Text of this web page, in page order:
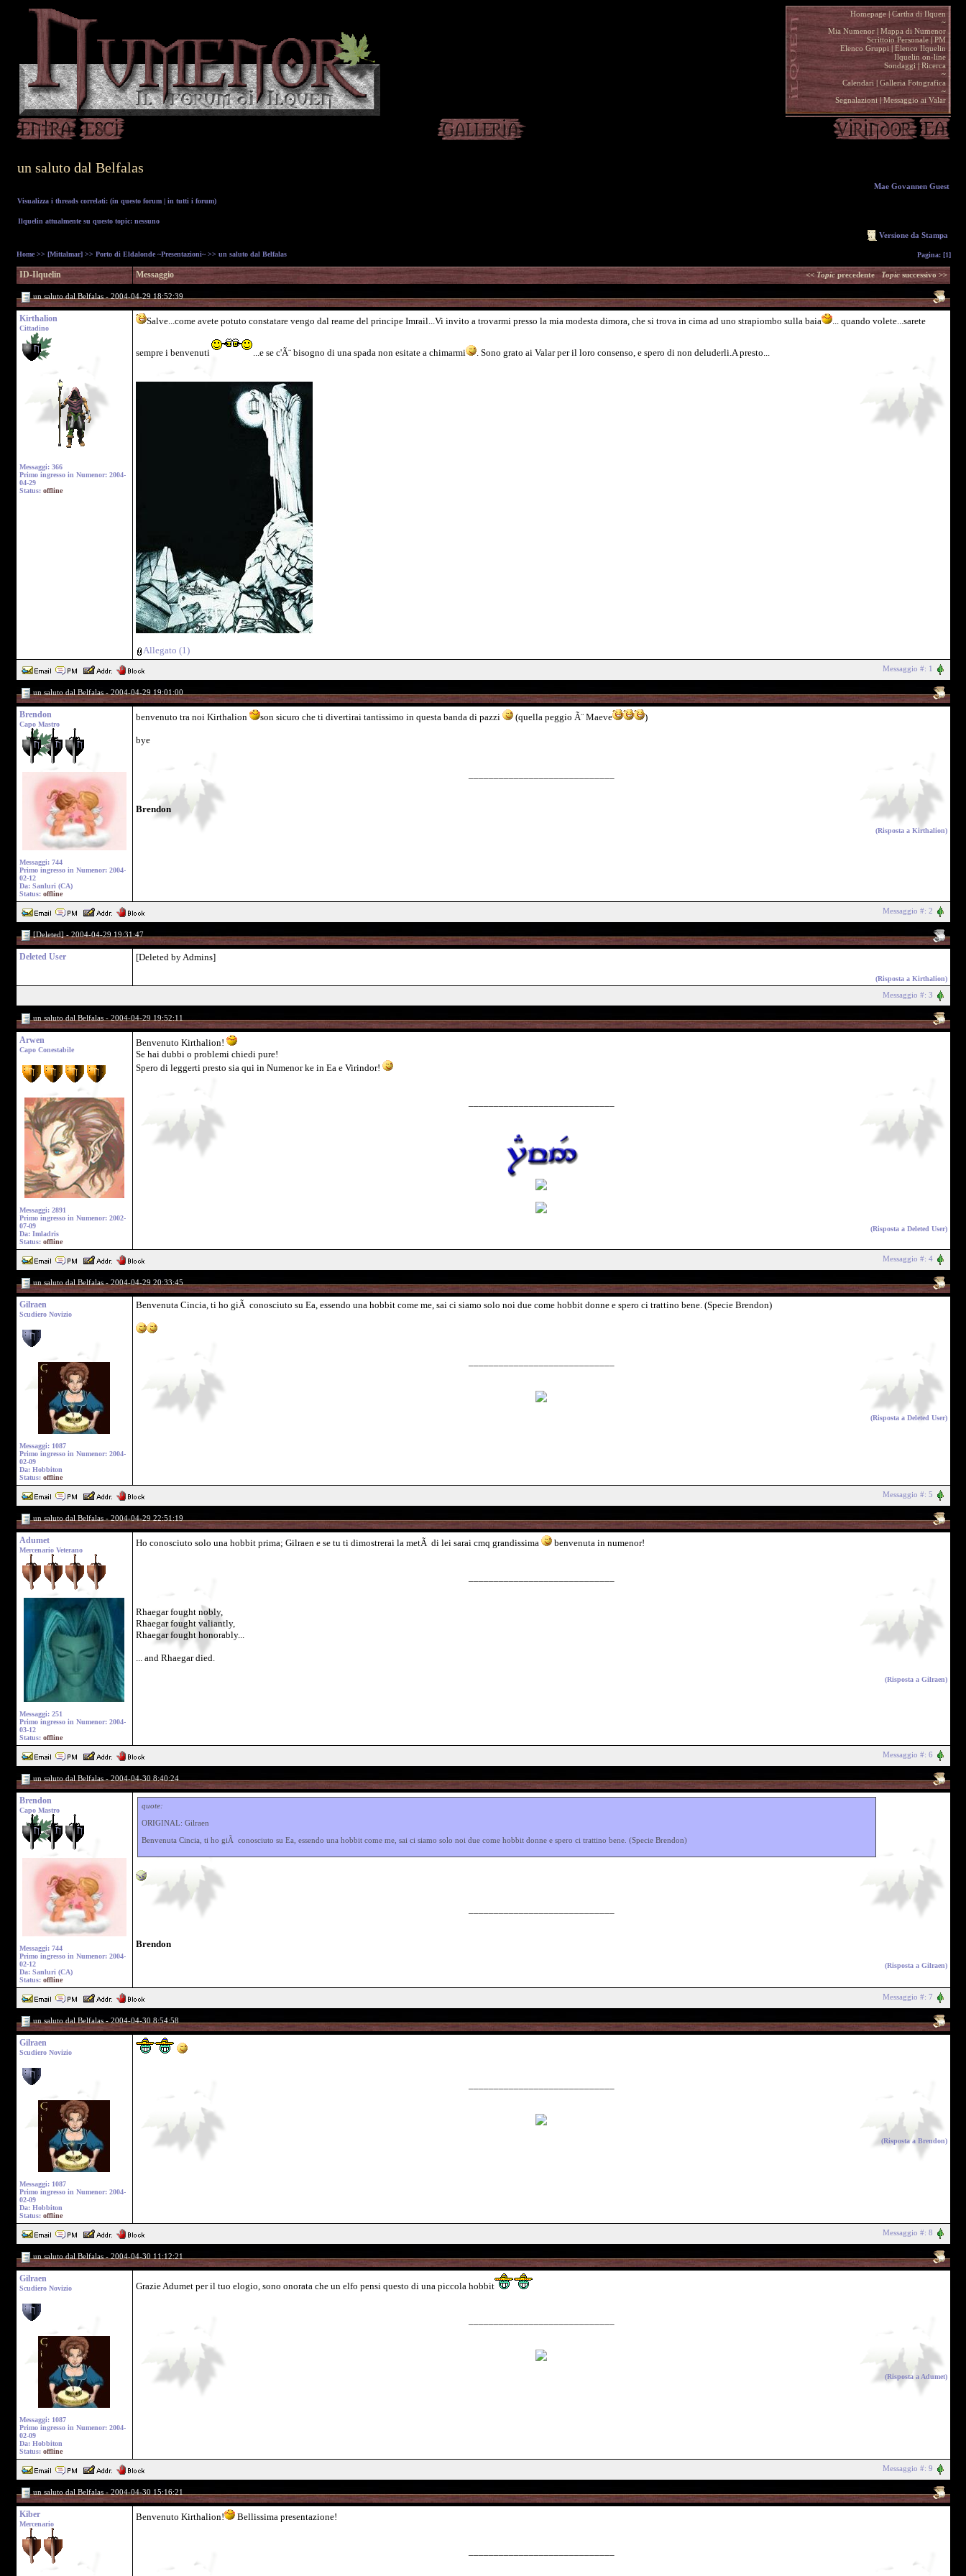
Homepage| Cartha di Ilquen .
~.
Mia Numenor | Mappa di Numenor .
Scrittoio Personale| PM .
Elenco Gruppi | Elenco Ilquelin .
Ilquelin on-line .
Sondaggi | Ricerca .
~.
Calendari | Galleria Fotografica .
~.
Segnalazioni| Messaggio ai Valar .
un saluto dal Belfalas
Visualizza i threads correlati: (in questo forum| in tutti i forum)
Mae Govannen Guest
Ilquelin attualmente su questo topic: nessuno
Versione da Stampa
Home>> [Mittalmar]>> Porto di Eldalonde ~Presentazioni~>> un saluto dal Belfalas Pagina: [1]
ID-Ilquelin Messaggio << Topicprecedente Topicsuccessivo >>
un saluto dal Belfalas - 2004-04-29 18:52:39
Kirthalion
Cittadino
Messaggi: 366
Primo ingresso in Numenor: 2004-
04-29
Status: offline
Salve...come avete potuto constatare vengo dal reame del principe Imrail...Vi invito a trovarmi presso la mia modesta dimora, che si trova in cima ad uno strapiombo sulla baia ... quando volete...sarete
sempre i benvenuti ...e se c'Ã¨ bisogno di una spada non esitate a chimarmi . Sono grato ai Valar per il loro consenso, e spero di non deluderli.A presto...
Allegato (1)
Messaggio #: 1
un saluto dal Belfalas - 2004-04-29 19:01:00
Brendon
Capo Mastro
Messaggi: 744
Primo ingresso in Numenor: 2004-
02-12
Da: Sanluri (CA)
Status: offline
benvenuto tra noi Kirthalion son sicuro che ti divertirai tantissimo in questa banda di pazzi (quella peggio Ã¨ Maeve )
bye
Brendon
(Risposta a Kirthalion)
Messaggio #: 2
[Deleted] - 2004-04-29 19:31:47
Deleted User [Deleted by Admins]
(Risposta a Kirthalion)
Messaggio #: 3
un saluto dal Belfalas - 2004-04-29 19:52:11
Arwen
Capo Conestabile
Messaggi: 2891
Primo ingresso in Numenor: 2002-
07-09
Da: Imladris
Status: offline
Benvenuto Kirthalion!
Se hai dubbi o problemi chiedi pure!
Spero di leggerti presto sia qui in Numenor ke in Ea e Virindor!
(Risposta a Deleted User)
Messaggio #: 4
un saluto dal Belfalas - 2004-04-29 20:33:45
Gilraen
Scudiero Novizio
Messaggi: 1087
Primo ingresso in Numenor: 2004-
02-09
Da: Hobbiton
Status: offline
Benvenuta Cincia, ti ho giÃ conosciuto su Ea, essendo una hobbit come me, sai ci siamo solo noi due come hobbit donne e spero ci trattino bene. (Specie Brendon)
(Risposta a Deleted User)
Messaggio #: 5
un saluto dal Belfalas - 2004-04-29 22:51:19
Adumet
Mercenario Veterano
Messaggi: 251
Primo ingresso in Numenor: 2004-
03-12
Status: offline
Ho conosciuto solo una hobbit prima; Gilraen e se tu ti dimostrerai la metÃ di lei sarai cmq grandissima benvenuta in numenor!
Rhaegar fought nobly,
Rhaegar fought valiantly,
Rhaegar fought honorably...
... and Rhaegar died.
(Risposta a Gilraen)
Messaggio #: 6
un saluto dal Belfalas - 2004-04-30 8:40:24
Brendon
Capo Mastro
Messaggi: 744
Primo ingresso in Numenor: 2004-
02-12
Da: Sanluri (CA)
Status: offline
quote:
ORIGINAL: Gilraen
Benvenuta Cincia, ti ho giÃ conosciuto su Ea, essendo una hobbit come me, sai ci siamo solo noi due come hobbit donne e spero ci trattino bene. (Specie Brendon)
Brendon
(Risposta a Gilraen)
Messaggio #: 7
un saluto dal Belfalas - 2004-04-30 8:54:58
Gilraen
Scudiero Novizio
Messaggi: 1087
Primo ingresso in Numenor: 2004-
02-09
Da: Hobbiton
Status: offline
(Risposta a Brendon)
Messaggio #: 8
un saluto dal Belfalas - 2004-04-30 11:12:21
Gilraen
Scudiero Novizio
Messaggi: 1087
Primo ingresso in Numenor: 2004-
02-09
Da: Hobbiton
Status: offline
Grazie Adumet per il tuo elogio, sono onorata che un elfo pensi questo di una piccola hobbit
(Risposta a Adumet)
Messaggio #: 9
un saluto dal Belfalas - 2004-04-30 15:16:21
Kiber
Mercenario
Benvenuto Kirthalion! Bellissima presentazione!